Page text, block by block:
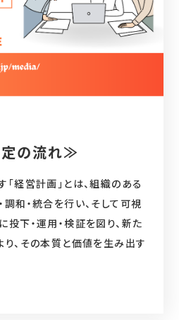
の流れ≫
経営計画」とは、組織のある
和・統合を行い、そして可視
下・運用・検証を図り、新た
、その本質と価値を生み出す